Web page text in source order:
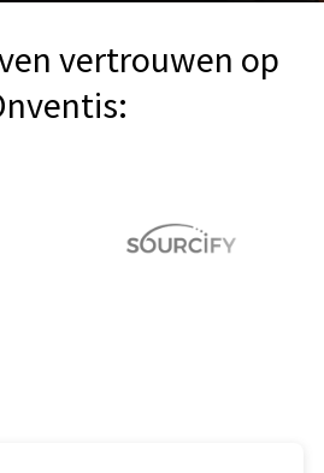
vertrouwen op